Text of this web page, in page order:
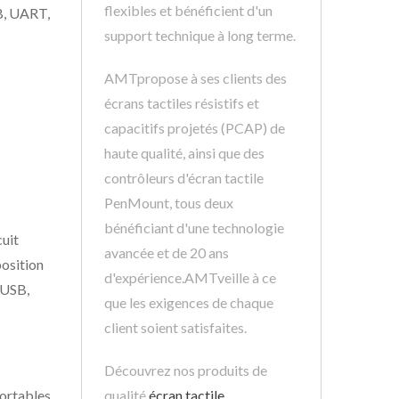
UART,
flexibles et bénéficient d'un
support technique à long terme.
AMTpropose à ses clients des
écrans tactiles résistifs et
capacitifs projetés (PCAP) de
haute qualité, ainsi que des
contrôleurs d'écran tactile
PenMount, tous deux
bénéficiant d'une technologie
avancée et de 20 ans
d'expérience.AMTveille à ce
que les exigences de chaque
client soient satisfaites.
Découvrez nos produits de
qualitéécran tactile